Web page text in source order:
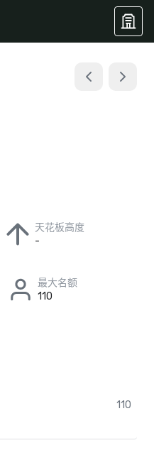
天花板高度
-
最大名额
110
110